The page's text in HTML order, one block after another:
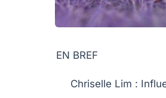
EN BREF
Chriselle Lim :